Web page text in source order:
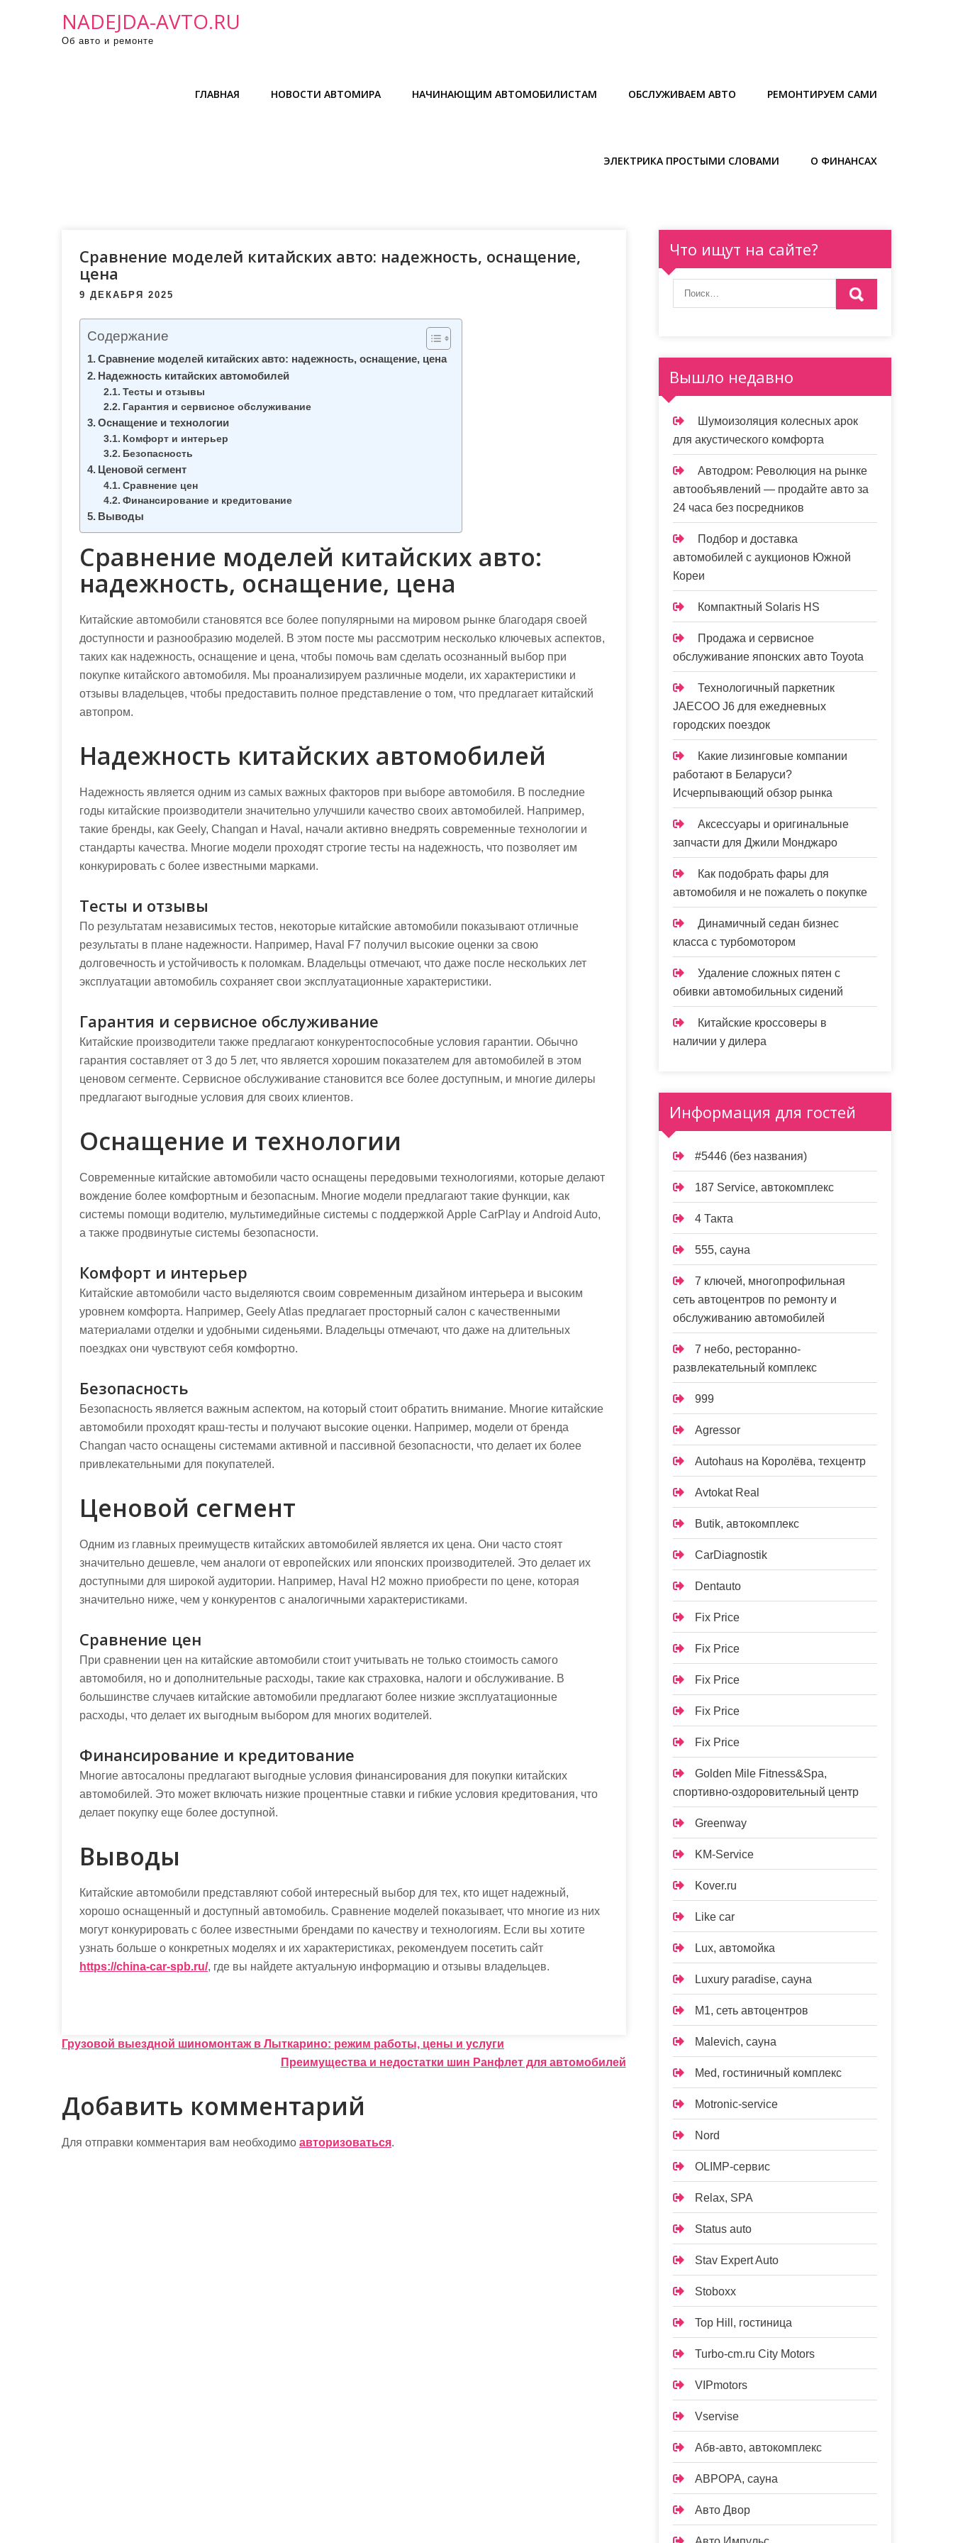
NADEJDA-AVTO.RU
Об авто и ремонте
ГЛАВНАЯ НОВОСТИ АВТОМИРА НАЧИНАЮЩИМ АВТОМОБИЛИСТАМ ОБСЛУЖИВАЕМ АВТО РЕМОНТИРУЕМ САМИ
ЭЛЕКТРИКА ПРОСТЫМИ СЛОВАМИ О ФИНАНСАХ
Сравнение моделей китайских авто: надежность, оснащение,
цена
9 ДЕКАБРЯ 2025
Содержание
Сравнение моделей китайских авто: надежность, оснащение, цена
Надежность китайских автомобилей
Тесты и отзывы
Гарантия и сервисное обслуживание
Оснащение и технологии
Комфорт и интерьер
Безопасность
Ценовой сегмент
Сравнение цен
Финансирование и кредитование
Выводы
Сравнение моделей китайских авто:
надежность, оснащение, цена
Китайские автомобили становятся все более популярными на мировом рынке благодаря своей
доступности и разнообразию моделей. В этом посте мы рассмотрим несколько ключевых аспектов,
таких как надежность, оснащение и цена, чтобы помочь вам сделать осознанный выбор при
покупке китайского автомобиля. Мы проанализируем различные модели, их характеристики и
отзывы владельцев, чтобы предоставить полное представление о том, что предлагает китайский
автопром.
Надежность китайских автомобилей
Надежность является одним из самых важных факторов при выборе автомобиля. В последние
годы китайские производители значительно улучшили качество своих автомобилей. Например,
такие бренды, как Geely, Changan и Haval, начали активно внедрять современные технологии и
стандарты качества. Многие модели проходят строгие тесты на надежность, что позволяет им
конкурировать с более известными марками.
Тесты и отзывы
По результатам независимых тестов, некоторые китайские автомобили показывают отличные
результаты в плане надежности. Например, Haval F7 получил высокие оценки за свою
долговечность и устойчивость к поломкам. Владельцы отмечают, что даже после нескольких лет
эксплуатации автомобиль сохраняет свои эксплуатационные характеристики.
Гарантия и сервисное обслуживание
Китайские производители также предлагают конкурентоспособные условия гарантии. Обычно
гарантия составляет от 3 до 5 лет, что является хорошим показателем для автомобилей в этом
ценовом сегменте. Сервисное обслуживание становится все более доступным, и многие дилеры
предлагают выгодные условия для своих клиентов.
Оснащение и технологии
Современные китайские автомобили часто оснащены передовыми технологиями, которые делают
вождение более комфортным и безопасным. Многие модели предлагают такие функции, как
системы помощи водителю, мультимедийные системы с поддержкой Apple CarPlay и Android Auto,
а также продвинутые системы безопасности.
Комфорт и интерьер
Китайские автомобили часто выделяются своим современным дизайном интерьера и высоким
уровнем комфорта. Например, Geely Atlas предлагает просторный салон с качественными
материалами отделки и удобными сиденьями. Владельцы отмечают, что даже на длительных
поездках они чувствуют себя комфортно.
Безопасность
Безопасность является важным аспектом, на который стоит обратить внимание. Многие китайские
автомобили проходят краш-тесты и получают высокие оценки. Например, модели от бренда
Changan часто оснащены системами активной и пассивной безопасности, что делает их более
привлекательными для покупателей.
Ценовой сегмент
Одним из главных преимуществ китайских автомобилей является их цена. Они часто стоят
значительно дешевле, чем аналоги от европейских или японских производителей. Это делает их
доступными для широкой аудитории. Например, Haval H2 можно приобрести по цене, которая
значительно ниже, чем у конкурентов с аналогичными характеристиками.
Сравнение цен
При сравнении цен на китайские автомобили стоит учитывать не только стоимость самого
автомобиля, но и дополнительные расходы, такие как страховка, налоги и обслуживание. В
большинстве случаев китайские автомобили предлагают более низкие эксплуатационные
расходы, что делает их выгодным выбором для многих водителей.
Финансирование и кредитование
Многие автосалоны предлагают выгодные условия финансирования для покупки китайских
автомобилей. Это может включать низкие процентные ставки и гибкие условия кредитования, что
делает покупку еще более доступной.
Выводы
Китайские автомобили представляют собой интересный выбор для тех, кто ищет надежный,
хорошо оснащенный и доступный автомобиль. Сравнение моделей показывает, что многие из них
могут конкурировать с более известными брендами по качеству и технологиям. Если вы хотите
узнать больше о конкретных моделях и их характеристиках, рекомендуем посетить сайт
https://china-car-spb.ru/, где вы найдете актуальную информацию и отзывы владельцев.
Н
в
и
г
Грузовой выездной шиномонтаж в Лыткарино: режим работы, цены и услуги
Преимущества и недостатки шин Ранфлет для автомобилей
Добавить комментарий
Для отправки комментария вам необходимо авторизоваться.
Что ищут на сайте?
Вышло недавно
Шумоизоляция колесных арок
для акустического комфорта
Автодром: Революция на рынке
автообъявлений — продайте авто за
24 часа без посредников
Подбор и доставка
автомобилей с аукционов Южной
Кореи
Компактный Solaris HS
Продажа и сервисное
обслуживание японских авто Toyota
Технологичный паркетник
JAECOO J6 для ежедневных
городских поездок
Какие лизинговые компании
работают в Беларуси?
Исчерпывающий обзор рынка
Аксессуары и оригинальные
запчасти для Джили Монджаро
Как подобрать фары для
автомобиля и не пожалеть о покупке
Динамичный седан бизнес
класса с турбомотором
Удаление сложных пятен с
обивки автомобильных сидений
Китайские кроссоверы в
наличии у дилера
Информация для гостей
#5446 (без названия)
187 Service, автокомплекс
4 Такта
555, сауна
7 ключей, многопрофильная
сеть автоцентров по ремонту и
обслуживанию автомобилей
7 небо, ресторанно-
развлекательный комплекс
999
Agressor
Autohaus на Королёва, техцентр
Avtokat Real
Butik, автокомплекс
CarDiagnostik
Dentauto
Fix Price
Fix Price
Fix Price
Fix Price
Fix Price
Golden Mile Fitness&Spa,
спортивно-оздоровительный центр
Greenway
KM-Service
Kover.ru
Like car
Lux, автомойка
Luxury paradise, сауна
M1, сеть автоцентров
Malevich, сауна
Med, гостиничный комплекс
Motronic-service
Nord
OLIMP-сервис
Relax, SPA
Status auto
Stav Expert Auto
Stoboxx
Top Hill, гостиница
Turbo-cm.ru City Motors
VIPmotors
Vservise
Абв-авто, автокомплекс
АВРОРА, сауна
Авто Двор